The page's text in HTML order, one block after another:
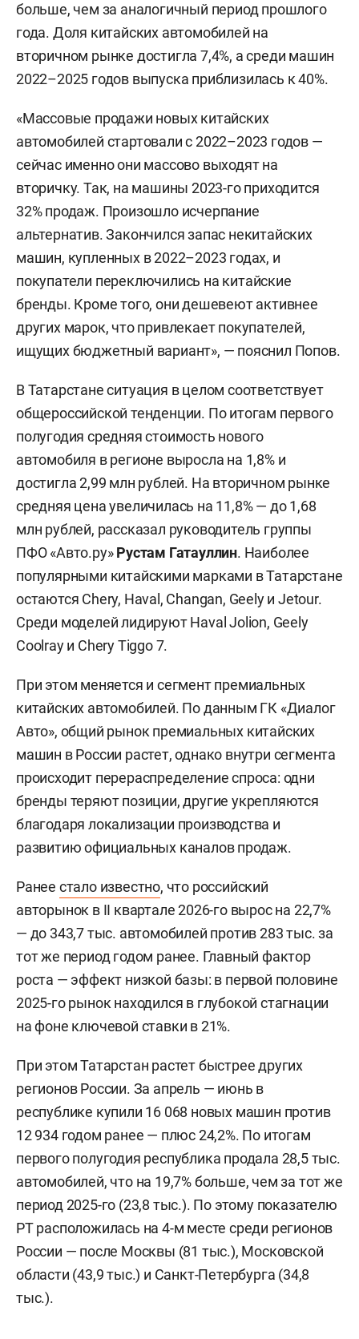
больше, чем за аналогичный период прошлого
года. Доля китайских автомобилей на
вторичном рынке достигла 7,4%, а среди машин
2022–2025 годов выпуска приблизилась к 40%.
«Массовые продажи новых китайских
автомобилей стартовали с 2022–2023 годов —
сейчас именно они массово выходят на
вторичку. Так, на машины 2023-го приходится
32% продаж. Произошло исчерпание
альтернатив. Закончился запас некитайских
машин, купленных в 2022–2023 годах, и
покупатели переключились на китайские
бренды. Кроме того, они дешевеют активнее
других марок, что привлекает покупателей,
ищущих бюджетный вариант», — пояснил Попов.
В Татарстане ситуация в целом соответствует
общероссийской тенденции. По итогам первого
полугодия средняя стоимость нового
автомобиля в регионе выросла на 1,8% и
достигла 2,99 млн рублей. На вторичном рынке
средняя цена увеличилась на 11,8% — до 1,68
млн рублей, рассказал руководитель группы
ПФО «Авто.ру»Рустам Гатауллин. Наиболее
популярными китайскими марками в Татарстане
остаются Chery, Haval, Changan, Geely и Jetour.
Среди моделей лидируют Haval Jolion, Geely
Coolray и Chery Tiggo 7.
При этом меняется и сегмент премиальных
китайских автомобилей. По данным ГК «Диалог
Авто», общий рынок премиальных китайских
машин в России растет, однако внутри сегмента
происходит перераспределение спроса: одни
бренды теряют позиции, другие укрепляются
благодаря локализации производства и
развитию официальных каналов продаж.
Ранее стало известно, что российский
авторынок в II квартале 2026-го вырос на 22,7%
— до 343,7 тыс. автомобилей против 283 тыс. за
тот же период годом ранее. Главный фактор
роста — эффект низкой базы: в первой половине
2025-го рынок находился в глубокой стагнации
на фоне ключевой ставки в 21%.
При этом Татарстан растет быстрее других
регионов России. За апрель — июнь в
республике купили 16 068 новых машин против
12 934 годом ранее — плюс 24,2%. По итогам
первого полугодия республика продала 28,5 тыс.
автомобилей, что на 19,7% больше, чем за тот же
период 2025-го (23,8 тыс.). По этому показателю
РТ расположилась на 4-м месте среди регионов
России — после Москвы (81 тыс.), Московской
области (43,9 тыс.) и Санкт-Петербурга (34,8
тыс.).